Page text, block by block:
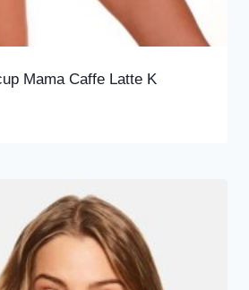
Mama Caffe Latte K